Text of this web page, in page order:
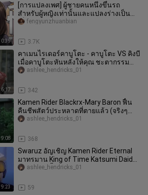
0:39
[การแปลงเพศ] ผู้ชายคนหนึ่งขึ้นรถ
สำหรับผู้หญิงเท่านั้นและแปลงร่างเป็น
เด็กผู้หญิง
3.7K
fengyunzhuanbian
6:17
คาเมนไรเดอร์คาบูโตะ - คาบูโตะ VS คิงบี
เมื่อคาบูโตะหันหลังให้คุณ ชะตากรรม
ของคุณถึงวาระแล้ว
342
ashlee_hendricks_01
9:08
Kamen Rider Blackrx-Mary Baron ฟื้น
คืนชีพสัตว์ประหลาดที่ตายแล้ว (จริงๆ
แล้วไม่มีผู้ชายอีกแล้ว) อัศวิ
368
ashlee_hendricks_01
9:23
Swaruz อัญเชิญ Kamen Rider Eternal
มาทรมาน King of Time Katsumi Daido
อย่างโหดเหี้ยม: ฉันไม่ได้แพ้ แ
59
ashlee_hendricks_01